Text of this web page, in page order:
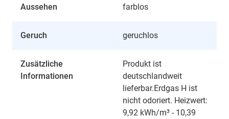
Aussehen farblos
Geruch geruchlos
Zusätzliche
Informationen
Produkt ist
deutschlandweit
lieferbar.Erdgas H ist
nicht odoriert. Heizwert:
9,92 kWh/m³ - 10,39